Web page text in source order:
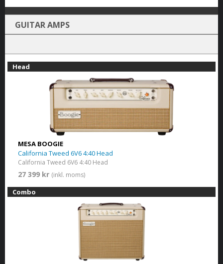
GUITAR AMPS
Head
MESA BOOGIE
California Tweed 6V6 4:40 Head
California Tweed 6V6 4:40 Head
27 399 kr (inkl. moms)
Combo